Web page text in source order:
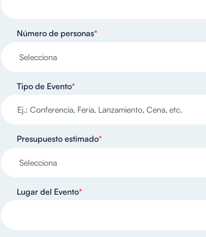
Número de personas*
Tipo de Evento*
Presupuesto estimado*
Lugar del Evento*